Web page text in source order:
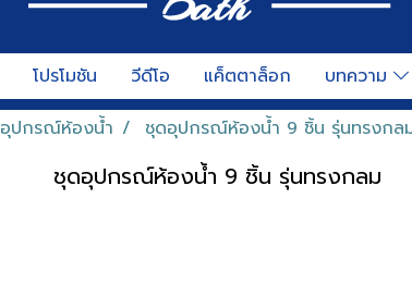
โปรโมชัน วีดีโอ แค็ตตาล็อก บทความ
อุปกรณ์ห้องน้ำ ชุดอุปกรณ์ห้องน้ำ 9 ชิ้น รุ่นทรงกล
ชุดอุปกรณ์ห้องน้ำ 9 ชิ้น รุ่นทรงกลม